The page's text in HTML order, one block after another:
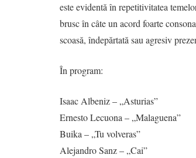
este evidentă în repetitivitatea
brusc în câte un acord foarte
scoasă, îndepărtată sau agresiv
În program:
Isaac Albeniz – „Asturias”
Ernesto Lecuona – „Malaguena”
Buika – „Tu volveras”
Alejandro Sanz – „Cai”